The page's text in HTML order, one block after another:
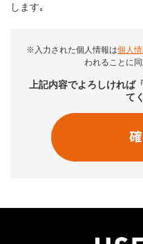
します｡
※入力された個人情報は個人
われることに同
上記内容でよろしければ
て